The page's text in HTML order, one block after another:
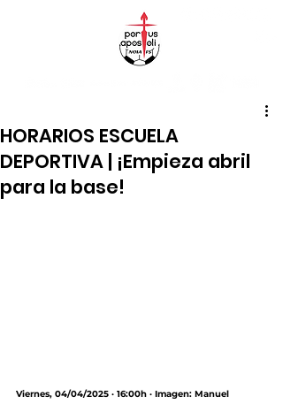
HORARIOS ESCUELA
DEPORTIVA | ¡Empieza abril
para la base!
Viernes, 04/04/2025 · 16:00h · Imagen: Manuel